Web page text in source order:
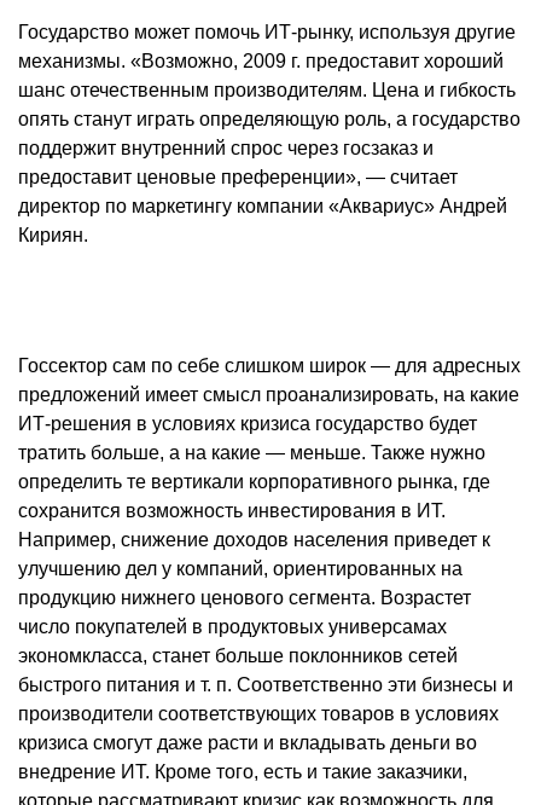
Государство может помочь ИТ-рынку, используя другие
механизмы. «Возможно, 2009 г. предоставит хороший
шанс отечественным производителям. Цена и гибкость
опять станут играть определяющую роль, а государство
поддержит внутренний спрос через госзаказ и
предоставит ценовые преференции», — считает
директор по маркетингу компании «Аквариус» Андрей
Кириян.
Госсектор сам по себе слишком широк — для адресных
предложений имеет смысл проанализировать, на какие
ИТ-решения в условиях кризиса государство будет
тратить больше, а на какие — меньше. Также нужно
определить те вертикали корпоративного рынка, где
сохранится возможность инвестирования в ИТ.
Например, снижение доходов населения приведет к
улучшению дел у компаний, ориентированных на
продукцию нижнего ценового сегмента. Возрастет
число покупателей в продуктовых универсамах
экономкласса, станет больше поклонников сетей
быстрого питания и т. п. Соответственно эти бизнесы и
производители соответствующих товаров в условиях
кризиса смогут даже расти и вкладывать деньги во
внедрение ИТ. Кроме того, есть и такие заказчики,
которые рассматривают кризис как возможность для